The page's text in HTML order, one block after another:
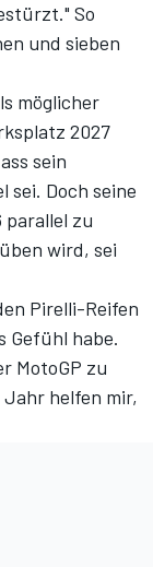
So
und sieben
möglicher
2027
sein
Doch seine
parallel zu
wird, sei
Pirelli-Reifen
Gefühl habe.
MotoGP zu
helfen mir,